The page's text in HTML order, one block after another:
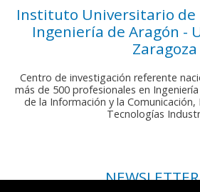
Instituto Universitario de
Ingeniería de Aragón -
Zaragoza
Centro de investigación referente
más de 500 profesionales en
de la Información y la Comunicación,
Tecnologías